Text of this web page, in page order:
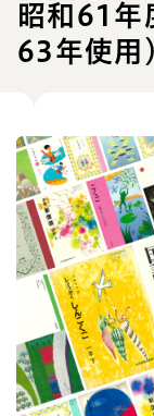
昭和61年
63年使用